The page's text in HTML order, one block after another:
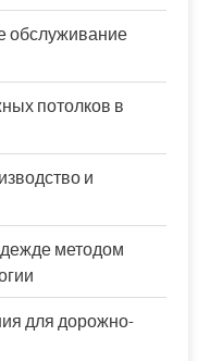
обслуживание
потолков в
и
методом
для дорожно-